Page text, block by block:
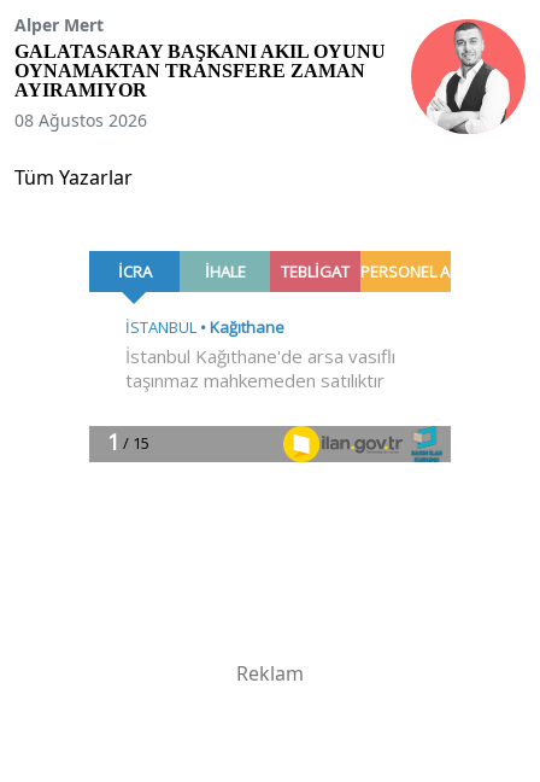
Alper Mert
GALATASARAY BAŞKANI AKIL OYUNU
OYNAMAKTAN TRANSFERE ZAMAN
AYIRAMIYOR
08 Ağustos 2026
Tüm Yazarlar